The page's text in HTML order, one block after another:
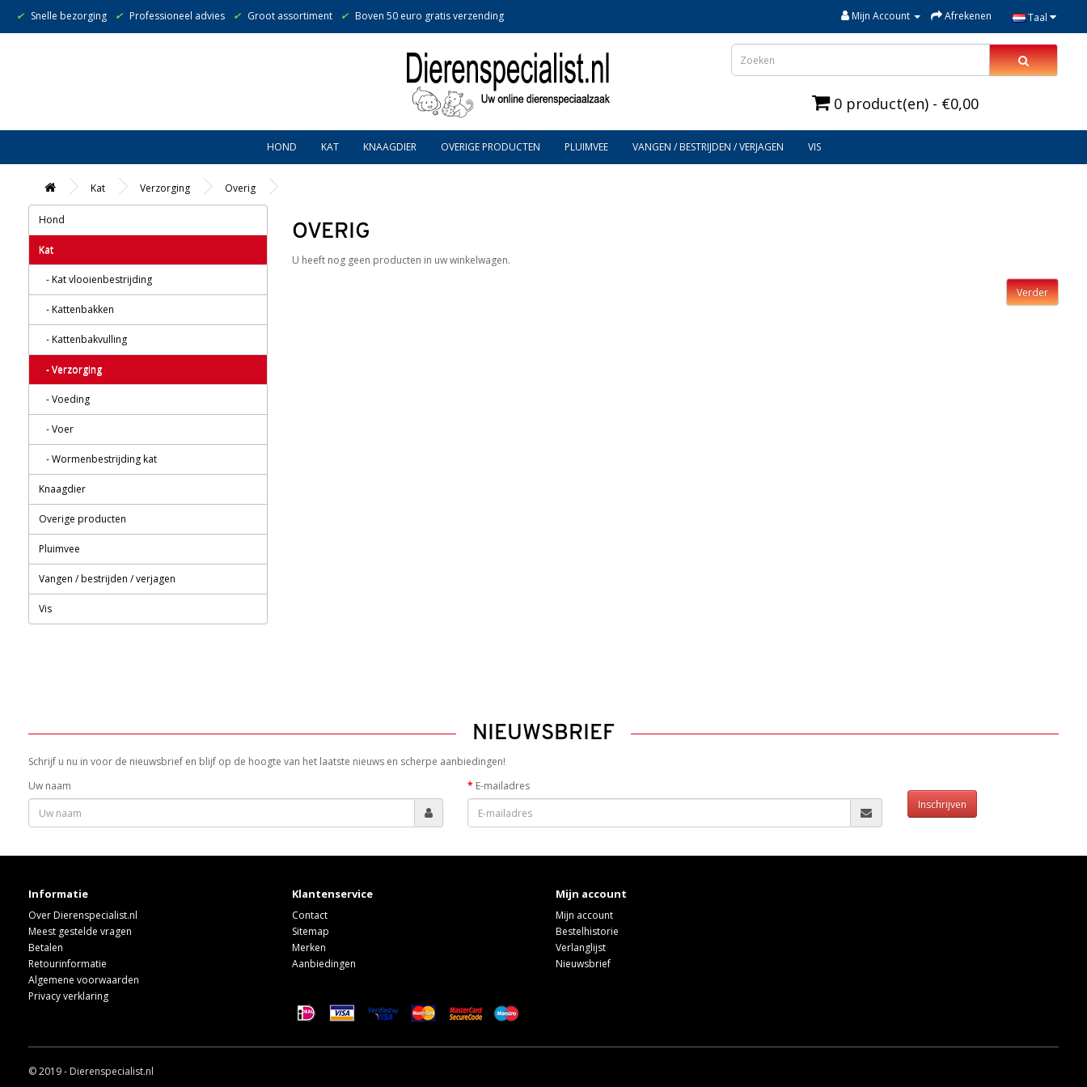
✔ Snelle bezorging ✔ Professioneel advies ✔ Groot assortiment ✔ Boven 50 euro gratis verzending Mijn Account Afrekenen Taal
0 product(en) - €0,00
HOND KAT KNAAGDIER OVERIGE PRODUCTEN PLUIMVEE VANGEN / BESTRIJDEN / VERJAGEN VIS
Kat Verzorging Overig
Hond
Kat
- Kat vlooienbestrijding
- Kattenbakken
- Kattenbakvulling
- Verzorging
- Voeding
- Voer
- Wormenbestrijding kat
Knaagdier
Overige producten
Pluimvee
Vangen / bestrijden / verjagen
Vis
OVERIG
U heeft nog geen producten in uw winkelwagen.
Verder
NIEUWSBRIEF
Schrijf u nu in voor de nieuwsbrief en blijf op de hoogte van het laatste nieuws en scherpe aanbiedingen!
Uw naam
E-mailadres
Inschrijven
Informatie
Over Dierenspecialist.nl
Meest gestelde vragen
Betalen
Retourinformatie
Algemene voorwaarden
Privacy verklaring
Klantenservice
Contact
Sitemap
Merken
Aanbiedingen
Mijn account
Mijn account
Bestelhistorie
Verlanglijst
Nieuwsbrief
© 2019 - Dierenspecialist.nl